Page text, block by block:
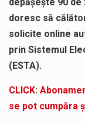
depășește 90
doresc să
solicite online
prin Sistemul
(ESTA).
CLICK:
se pot cumpăra